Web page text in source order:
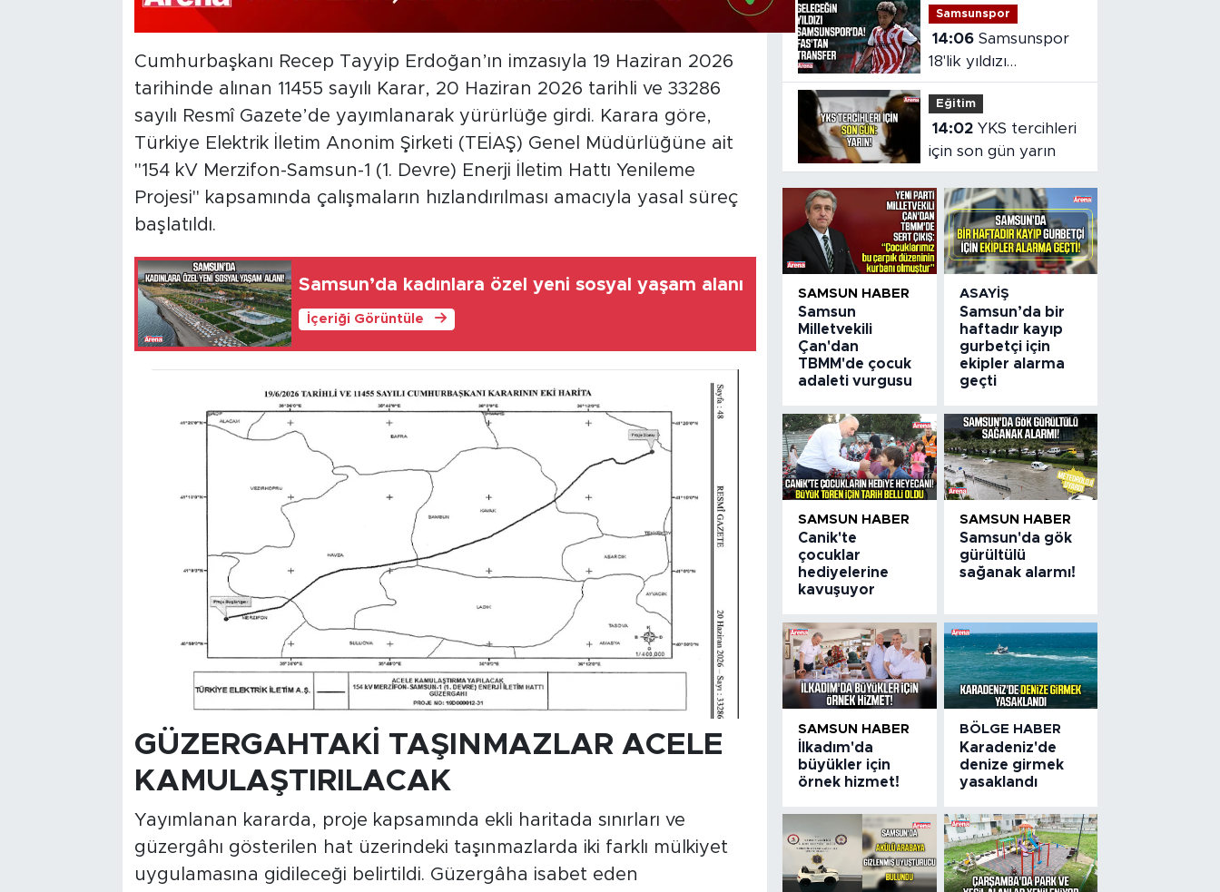
Cumhurbaşkanı Recep Tayyip Erdoğan’ın imzasıyla 19 Haziran 2026
tarihinde alınan 11455 sayılı Karar, 20 Haziran 2026 tarihli ve 33286
sayılı Resmî Gazete’de yayımlanarak yürürlüğe girdi. Karara göre,
Türkiye Elektrik İletim Anonim Şirketi (TEİAŞ) Genel Müdürlüğüne ait
"154 kV Merzifon-Samsun-1 (1. Devre) Enerji İletim Hattı Yenileme
Projesi" kapsamında çalışmaların hızlandırılması amacıyla yasal süreç
başlatıldı.
Samsun’da kadınlara özel yeni sosyal yaşam alanı
İçeriği Görüntüle
GÜZERGAHTAKİ TAŞINMAZLAR ACELE
KAMULAŞTIRILACAK
Yayımlanan kararda, proje kapsamında ekli haritada sınırları ve
güzergâhı gösterilen hat üzerindeki taşınmazlarda iki farklı mülkiyet
uygulamasına gidileceği belirtildi. Güzergâha isabet eden
Samsunspor
14:06 Samsunspor
18'lik yıldızı
kadrosuna kattı!
Eğitim
14:02
için son gün yarın
SAMSUN HABER
Samsun
Milletvekili
Çan'dan
TBMM'de çocuk
adaleti vurgusu
ASAYIŞ
Samsun’da bir
haftadır kayıp
gurbetçi için
ekipler alarma
geçti
SAMSUN HABER
Canik'te
çocuklar
hediyelerine
kavuşuyor
SAMSUN HABER
Samsun'da gök
gürültülü
sağanak alarmı!
SAMSUN HABER
İlkadım'da
büyükler için
örnek hizmet!
BÖLGE HABER
Karadeniz'de
denize girmek
yasaklandı